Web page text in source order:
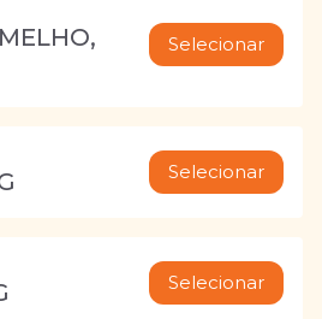
Selecionar
Selecionar
Selecionar